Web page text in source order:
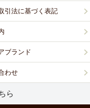
引法に基づく表記
ブランド
わせ
ら